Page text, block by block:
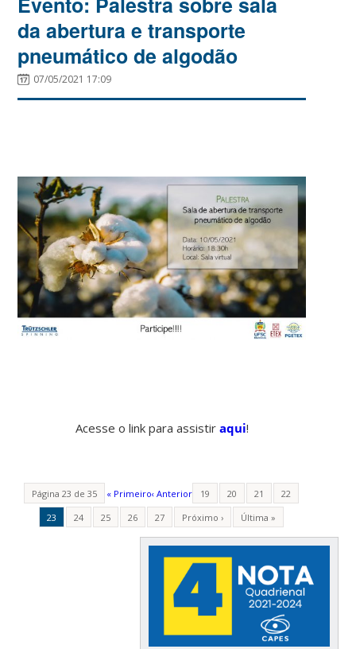
da abertura e transporte
pneumático de algodão
07/05/2021 17:09
Acesse o link para assistir aqui!
Página 23 de 35 « Primeiro‹ Anterior 19 20 21
22
23
24 25 26 27 Próximo › Última »